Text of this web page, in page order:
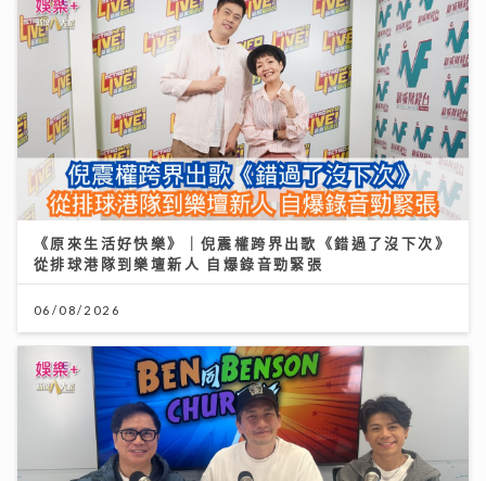
《原來生活好快樂》｜倪震權跨界出歌《錯過了沒下次》
從排球港隊到樂壇新人 自爆錄音勁緊張
06/08/2026